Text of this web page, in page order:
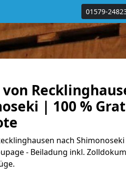
01579-
| 100 %
nach
- Beiladung inkl.